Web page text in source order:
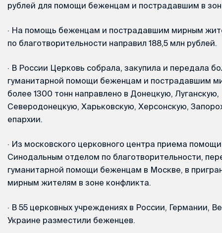
рублей для помощи беженцам и пострадавшим в
· На помощь беженцам и пострадавшим мирным
по благотворительности направил 188,5 млн рублей.
· В России Церковь собрала, закупила и передала
гуманитарной помощи беженцам и пострадавшим
более 1300 тонн направлено в Донецкую, Луганскую,
Северодонецкую, Харьковскую, Херсонскую,
епархии.
· Из московского церковного центра приема
Синодальным отделом по благотворительности,
гуманитарной помощи беженцам в Москве, в
мирным жителям в зоне конфликта.
· В 55 церковных учреждениях в России, Германии,
Украине разместили беженцев.